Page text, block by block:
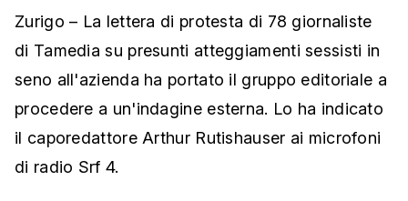
Zurigo – La lettera di protesta di 78 giornaliste
di Tamedia su presunti atteggiamenti sessisti in
seno all'azienda ha portato il gruppo editoriale a
procedere a un'indagine esterna. Lo ha indicato
il caporedattore Arthur Rutishauser ai microfoni
di radio Srf 4.